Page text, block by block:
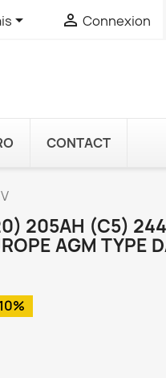
  Connexion
CONTACT
205AH (C5)
AGM TYPE